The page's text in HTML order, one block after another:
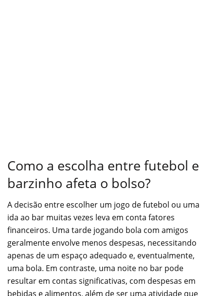
Como a escolha entre futebol e
barzinho afeta o bolso?
A decisão entre escolher um jogo de futebol ou uma
ida ao bar muitas vezes leva em conta fatores
financeiros. Uma tarde jogando bola com amigos
geralmente envolve menos despesas, necessitando
apenas de um espaço adequado e, eventualmente,
uma bola. Em contraste, uma noite no bar pode
resultar em contas significativas, com despesas em
bebidas e alimentos, além de ser uma atividade que